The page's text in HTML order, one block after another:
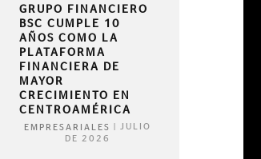
GRUPO FINANCIERO
BSC CUMPLE 10
AÑOS COMO LA
PLATAFORMA
FINANCIERA DE
MAYOR
CRECIMIENTO EN
CENTROAMÉRICA
EMPRESARIALES
JULIO
DE 2026